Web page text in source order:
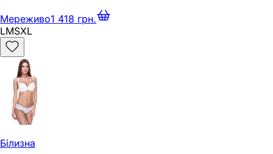
Мереживо1 418 грн.
LMSXL
Білизна